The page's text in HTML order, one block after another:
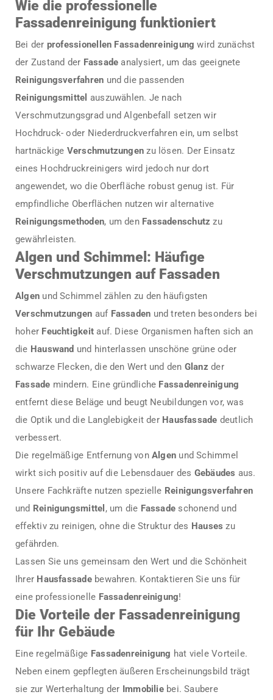
Wie die professionelle
Fassadenreinigung funktioniert
Bei der professionellen Fassadenreinigung wird zunächst
der Zustand der Fassade analysiert, um das geeignete
Reinigungsverfahren und die passenden
Reinigungsmittel auszuwählen. Je nach
Verschmutzungsgrad und Algenbefall setzen wir
Hochdruck- oder Niederdruckverfahren ein, um selbst
hartnäckige Verschmutzungen zu lösen. Der Einsatz
eines Hochdruckreinigers wird jedoch nur dort
angewendet, wo die Oberfläche robust genug ist. Für
empfindliche Oberflächen nutzen wir alternative
Reinigungsmethoden, um den Fassadenschutz zu
gewährleisten.
Algen und Schimmel: Häufige
Verschmutzungen auf Fassaden
Algen und Schimmel zählen zu den häufigsten
Verschmutzungen auf Fassaden und treten besonders bei
hoher Feuchtigkeit auf. Diese Organismen haften sich an
die Hauswand und hinterlassen unschöne grüne oder
schwarze Flecken, die den Wert und den Glanz der
Fassade mindern. Eine gründliche Fassadenreinigung
entfernt diese Beläge und beugt Neubildungen vor, was
die Optik und die Langlebigkeit der Hausfassade deutlich
verbessert.
Die regelmäßige Entfernung von Algen und Schimmel
wirkt sich positiv auf die Lebensdauer des Gebäudes aus.
Unsere Fachkräfte nutzen spezielle Reinigungsverfahren
und Reinigungsmittel , um die Fassade schonend und
effektiv zu reinigen, ohne die Struktur des Hauses zu
gefährden.
Lassen Sie uns gemeinsam den Wert und die Schönheit
Ihrer Hausfassadebewahren. Kontaktieren Sie uns für
eine professionelle Fassadenreinigung!
Die Vorteile der Fassadenreinigung
für Ihr Gebäude
Eine regelmäßige Fassadenreinigung hat viele Vorteile.
Neben einem gepflegten äußeren Erscheinungsbild trägt
sie zur Werterhaltung der Immobiliebei. Saubere